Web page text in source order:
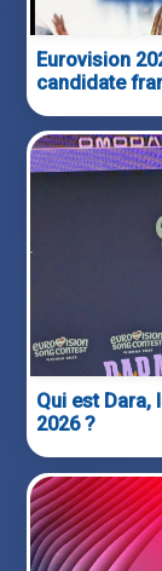
Eurovision
candidate
Qui est Dara,
2026 ?